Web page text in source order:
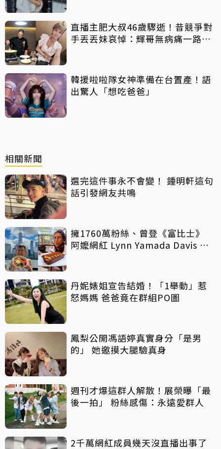
直播主肥大叔46歲驟逝！昔競爭對
手丟丟妹哀悼：輝哥無病痛一路好
韓援啦啦隊女神準備在台置產！語
出驚人「想吃爸爸」
相關新聞
選完這件事永不會變！ 鍾明軒這句
話引發網友共鳴
擁1760萬粉絲、曾登《富比士》
阿嬤網紅 Lynn Yamada Davis 驚
丹妮婊姐宣告結婚！「1舉動」惹
怒媽媽 爸爸竟在群組PO圖
鳳梨公開馮語婷真實身分「是男
的」 她邀摸大腿驗真身
週刊才爆這群人解散！展榮曝「最
後一拍」 粉絲感傷：永遠愛群人
2千萬網紅成員幾天沒直播出事了